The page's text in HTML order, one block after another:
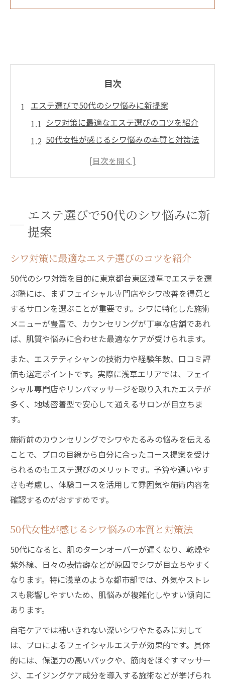
目次
エステ選びで50代のシワ悩みに新提案
シワ対策に最適なエステ選びのコツを紹介
50代女性が感じるシワ悩みの本質と対策法
シワ改善のため浅草エリアで注目の施術内
シワに効く浅草フェイシャルの選び方を解
説
東京都台東区浅草で叶える若々しい素肌体験
証
50代が実感した浅草フェイシャルの魅力と
は
シワ改善におすすめの浅草エリア施術事例
ローチ
若々しい肌を実現する浅草マッサージ活用
術
シワをケアするフェイシャル最新技術の紹
介
50代女性に効果的なシワ改善フェイシャル
シワ対策で注目を集める浅草フェイシャル
フェイシャルで引き出すシワレス肌の秘訣
シワへのアプローチが変わるフェイシャル
体験
大人女性が求める浅草エリアの肌エイジングケ
ア術
ア提案
浅草で発見したシワ対策のためのエステ実
例
エイジングケアで差がつくシワケアの新常
エステ選びで50代のシワ悩みに新
提案
シワ対策に最適なエステ選びのコツを紹介
50代のシワ対策を目的に東京都台東区浅草でエステを選
ぶ際には、まずフェイシャル専門店やシワ改善を得意と
するサロンを選ぶことが重要です。シワに特化した施術
メニューが豊富で、カウンセリングが丁寧な店舗であれ
ば、肌質や悩みに合わせた最適なケアが受けられます。
また、エステティシャンの技術力や経験年数、口コミ評
価も選定ポイントです。実際に浅草エリアでは、フェイ
シャル専門店やリンパマッサージを取り入れたエステが
多く、地域密着型で安心して通えるサロンが目立ちま
す。
施術前のカウンセリングでシワやたるみの悩みを伝える
ことで、プロの目線から自分に合ったコース提案を受け
られるのもエステ選びのメリットです。予算や通いやす
さも考慮し、体験コースを活用して雰囲気や施術内容を
確認するのがおすすめです。
50代女性が感じるシワ悩みの本質と対策法
50代になると、肌のターンオーバーが遅くなり、乾燥や
紫外線、日々の表情癖などが原因でシワが目立ちやすく
なります。特に浅草のような都市部では、外気やストレ
スも影響しやすいため、肌悩みが複雑化しやすい傾向に
あります。
自宅ケアでは補いきれない深いシワやたるみに対して
は、プロによるフェイシャルエステが効果的です。具体
的には、保湿力の高いパックや、筋肉をほぐすマッサー
ジ、エイジングケア成分を導入する施術などが挙げられ